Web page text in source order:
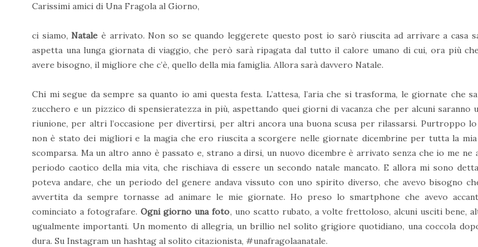
Carissimi amici di Una Fragola al Giorno,
ci siamo, Natale è arrivato. Non so se quando leggerete questo post io sarò riuscita ad arrivare a casa
aspetta una lunga giornata di viaggio, che però sarà ripagata dal tutto il calore umano di cui, ora più
avere bisogno, il migliore che c’è, quello della mia famiglia. Allora sarà davvero Natale.
Chi mi segue da sempre sa quanto io ami questa festa. L’attesa, l’aria che si trasforma, le giornate che
zucchero e un pizzico di spensieratezza in più, aspettando quei giorni di vacanza che per alcuni saranno
riunione, per altri l’occasione per divertirsi, per altri ancora una buona scusa per rilassarsi. Purtroppo
non è stato dei migliori e la magia che ero riuscita a scorgere nelle giornate dicembrine per tutta la mia
scomparsa. Ma un altro anno è passato e, strano a dirsi, un nuovo dicembre è arrivato senza che io me ne
periodo caotico della mia vita, che rischiava di essere un secondo natale mancato. E allora mi sono
poteva andare, che un periodo del genere andava vissuto con uno spirito diverso, che avevo bisogno
avvertita da sempre tornasse ad animare le mie giornate. Ho preso lo smartphone che avevo
cominciato a fotografare.Ogni giorno una foto, uno scatto rubato, a volte frettoloso, alcuni usciti bene,
ugualmente importanti. Un momento di allegria, un brillio nel solito grigiore quotidiano, una coccola
dura. Su Instagram un hashtag al solito citazionista, #unafragolaanatale.